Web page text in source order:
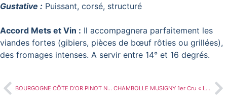
Gustative : Puissant, corsé, structuré
Accord Mets et Vin : Il accompagnera parfaitement les
viandes fortes (gibiers, pièces de bœuf rôties ou grillées),
des fromages intenses. A servir entre 14° et 16 degrés.
BOURGOGNE CÔTE D’OR PINOT NOIR CHAMBOLLE MUSIGNY 1er Cru « Les Chatelots »